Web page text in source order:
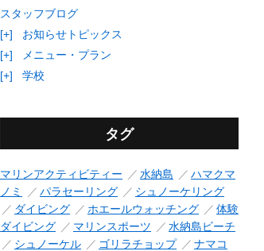
スタッフブログ
[+]
お知らせトピックス
[+]
メニュー・プラン
[+]
学校
タグ
マリンアクティビティー 水納島
ハマクマ
ノミ
パラセーリング
シュノーケリング
ダイビング
ホエールウォッチング
体験
ダイビング
マリンスポーツ
水納島ビーチ
シュノーケル
ゴリラチョップ
ナマコ